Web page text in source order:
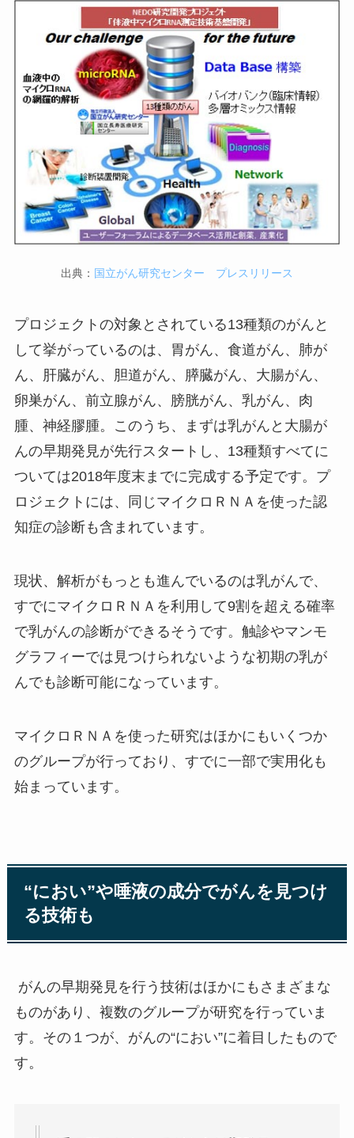
出典： 国立がん研究センター プレスリリース
プロジェクトの対象とされている13種類のがんと
して挙がっているのは、胃がん、食道がん、肺が
ん、肝臓がん、胆道がん、膵臓がん、大腸がん、
卵巣がん、前立腺がん、膀胱がん、乳がん、肉
腫、神経膠腫。このうち、まずは乳がんと大腸が
んの早期発見が先行スタートし、13種類すべてに
ついては2018年度末までに完成する予定です。プ
ロジェクトには、同じマイクロＲＮＡを使った認
知症の診断も含まれています。
現状、解析がもっとも進んでいるのは乳がんで、
すでにマイクロＲＮＡを利用して9割を超える確率
で乳がんの診断ができるそうです。触診やマンモ
グラフィーでは見つけられないような初期の乳が
んでも診断可能になっています。
マイクロＲＮＡを使った研究はほかにもいくつか
のグループが行っており、すでに一部で実用化も
始まっています。
“におい”や唾液の成分でがんを見つけ
る技術も
がんの早期発見を行う技術はほかにもさまざまな
ものがあり、複数のグループが研究を行っていま
す。その１つが、がんの“におい”に着目したもので
す。